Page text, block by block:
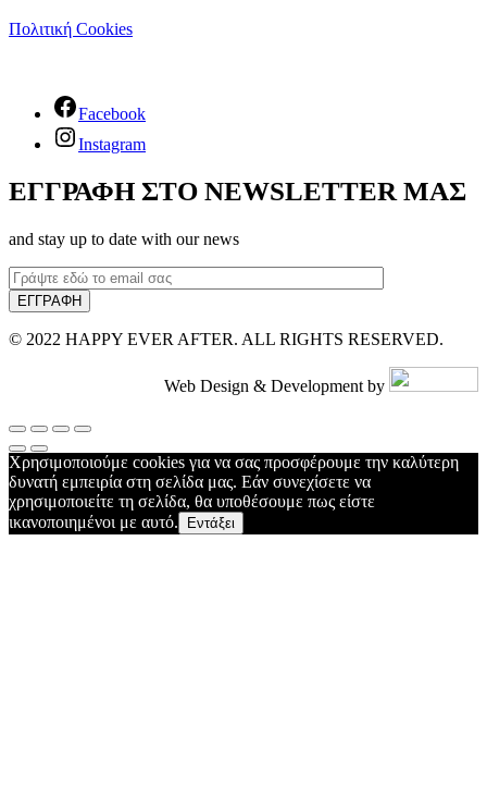
Πολιτική Cookies
Facebook
Instagram
ΕΓΓΡΑΦΗ ΣΤΟ NEWSLETTER ΜΑΣ
and stay up to date with our news
© 2022 HAPPY EVER AFTER. ALL RIGHTS RESERVED.
Web Design & Development by
Χρησιμοποιούμε cookies για να σας προσφέρουμε την καλύτερη
δυνατή εμπειρία στη σελίδα μας. Εάν συνεχίσετε να
χρησιμοποιείτε τη σελίδα, θα υποθέσουμε πως είστε
ικανοποιημένοι με αυτό.
Εντάξει